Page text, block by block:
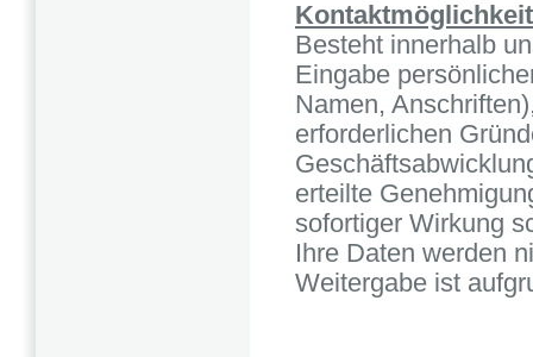
Besteht innerhalb
Eingabe
Namen,
erforderlichen
erteilte
sofortiger Wirkung
Ihre Daten werden
Weitergabe ist